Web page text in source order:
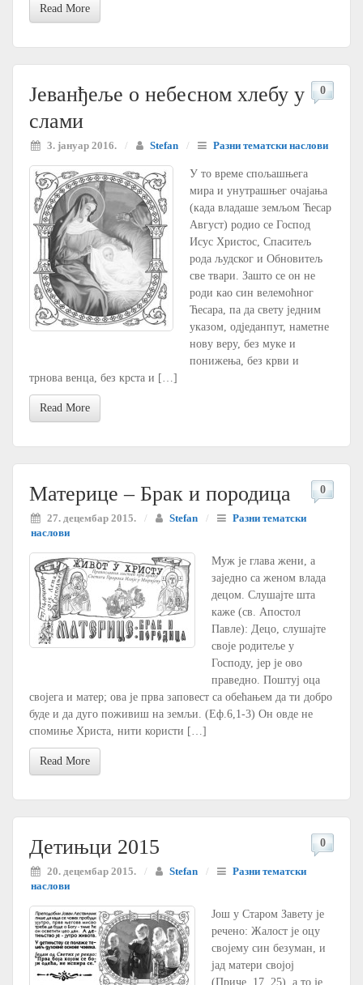
Read More
Јеванђеље о небесном хлебу у
слами
3. јануар 2016. / Stefan / Разни тематски наслови
0
У то време спољашњега
мира и унутрашњег очајања
(када владаше земљом Ћесар
Август) родио се Господ
Исус Христос, Спаситељ
рода људског и Обновитељ
све твари. Зашто се он не
роди као син велемоћног
Ћесара, па да свету једним
указом, одједанпут, наметне
нову веру, без муке и
понижења, без крви и
трнова венца, без крста и […]
Read More
Материце – Брак и породица
27. децембар 2015. / Stefan /
Разни тематски
наслови
0
Муж је глава жени, а
заједно са женом влада
децом. Слушајте шта
каже (св. Апостол
Павле): Децо, слушајте
своје родитеље у
Господу, јер је ово
праведно. Поштуј оца
својега и матер; ова је прва заповест са обећањем да ти добро
буде и да дуго поживиш на земљи. (Еф.6,1-3) Он овде не
спомиње Христа, нити користи […]
Read More
Детињци 2015
20. децембар 2015. / Stefan /
Разни тематски
наслови
0
Још у Старом Завету је
речено: Жалост је оцу
својему син безуман, и
јад матери својој
(Приче, 17, 25), а то је